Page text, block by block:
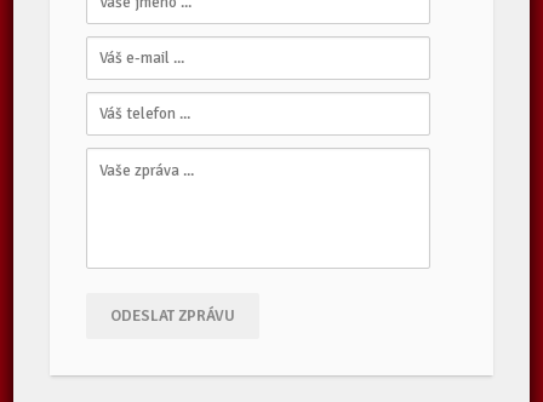
ODESLAT ZPRÁVU